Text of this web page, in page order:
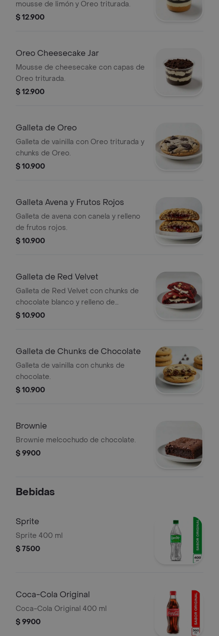
mousse de limón y Oreo triturada.
$ 12.900
Oreo Cheesecake Jar
Mousse de cheesecake con capas de
Oreo triturada.
$ 12.900
Galleta de Oreo
Galleta de vainilla con Oreo triturada y
chunks de Oreo.
$ 10.900
Galleta Avena y Frutos Rojos
Galleta de avena con canela y relleno
de frutos rojos.
$ 10.900
Galleta de Red Velvet
Galleta de Red Velvet con chunks de
chocolate blanco y relleno de
Cheesecake.
$ 10.900
Galleta de Chunks de Chocolate
Galleta de vainilla con chunks de
chocolate.
$ 10.900
Brownie
Brownie melcochudo de chocolate.
$ 9900
Bebidas
Sprite
Sprite 400 ml
$ 7500
Coca-Cola Original
Coca-Cola Original 400 ml
$ 9900